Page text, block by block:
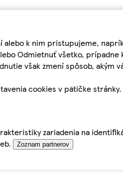
alebo k nim pristupujeme,
Odmietnuť všetko, prípadne
však zmení spôsob, akým
cookies v pätičke stránky.
zariadenia na
Zoznam partnerov